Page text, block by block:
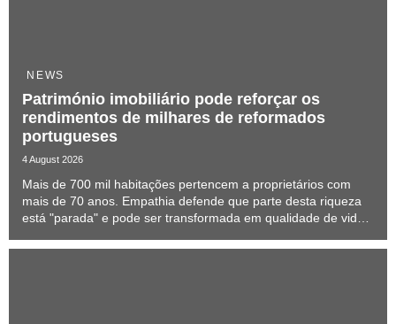
NEWS
Património imobiliário pode reforçar os
rendimentos de milhares de reformados
portugueses
4 August 2026
Mais de 700 mil habitações pertencem a proprietários com
mais de 70 anos. Empathia defende que parte desta riqueza
está "parada" e pode ser transformada em qualidade de vida